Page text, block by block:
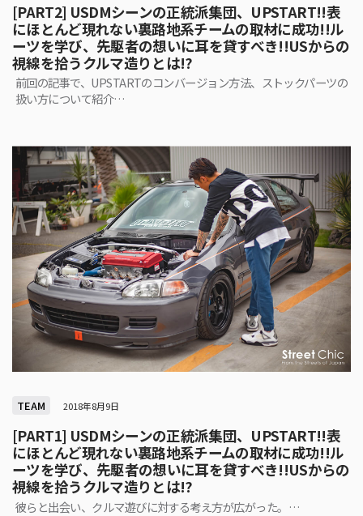
[PART2] USDMシーンの正統派集団、UPSTART!!表
にほとんど現れない裏路地系チームの取材に成功!!ル
ーツを学び、先駆者の想いに耳を貸すべき!!USからの
視線を拾うクルマ造りとは!?
前回の記事で、UPSTARTのコンバージョン方法、ストックパーツの
扱い方について紹介…
TEAM 2018年8月9日
[PART1] USDMシーンの正統派集団、UPSTART!!表
にほとんど現れない裏路地系チームの取材に成功!!ル
ーツを学び、先駆者の想いに耳を貸すべき!!USからの
視線を拾うクルマ造りとは!?
彼らと出会い、クルマ遊びに対する考え方が広がった。…